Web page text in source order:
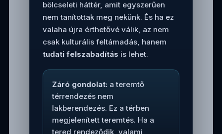
bölcseleti háttér, amit egyszerűen
nem tanítottak meg nekünk. És ha ez
valaha újra érthetővé válik, az nem
csak kulturális feltámadás, hanem
tudati felszabadítás is lehet.
Záró gondolat: a teremtő
térrendezés nem
lakberendezés. Ez a térben
megjelenített teremtés. Ha a
tered rendeződik, valami